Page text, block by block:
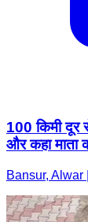
100 किमी दूर
और कहा माता
Bansur, Alwar